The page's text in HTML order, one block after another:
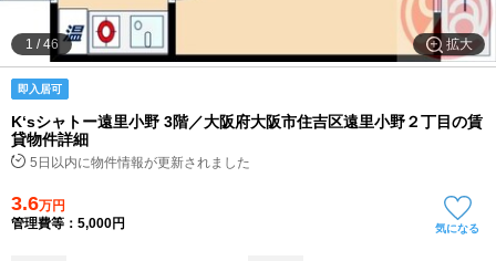
不動産会社から
拡大
1 /46
即入居可
K‘sシャトー遠里小野 3階／大阪府大阪市住吉区遠里小野２丁目の賃
貸物件詳細
5日以内に物件情報が更新されました
3.6万円
管理費等：5,000円
気になる